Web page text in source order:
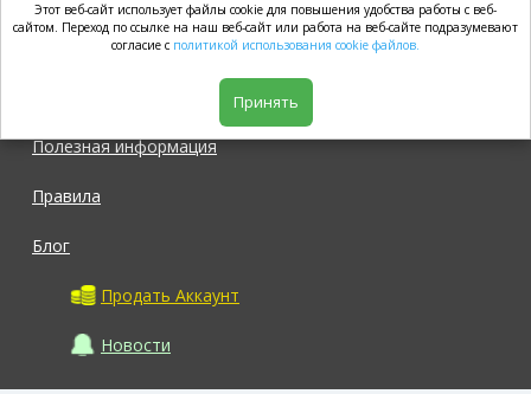
market.com
Полезная информация
Правила
Блог
Продать Аккаунт
Новости
Этот веб-сайт использует файлы cookie для повышения удобства работы с веб-
сайтом. Переход по ссылке на наш веб-сайт или работа на веб-сайте подразумевают
согласие с политикой использования cookie файлов.
Принять